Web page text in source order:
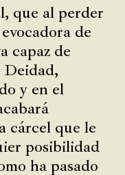
que al perder
de
capaz de
Deidad,
y en el
cárcel que le
posibilidad
ha pasado